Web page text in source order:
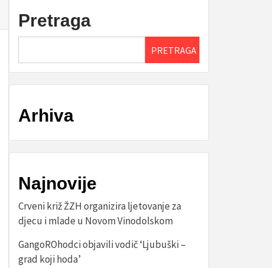
Pretraga
PRETRAGA
Arhiva
Najnovije
Crveni križ ŽZH organizira ljetovanje za
djecu i mlade u Novom Vinodolskom
GangoROhodci objavili vodič ‘Ljubuški –
grad koji hoda’